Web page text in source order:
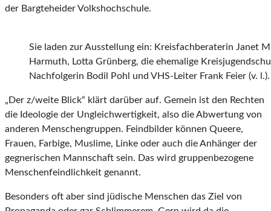
der Bargteheider Volkshochschule.
Sie laden zur Ausstellung ein: Kreisfachberaterin Janet
Harmuth, Lotta Grünberg, die ehemalige
Nachfolgerin Bodil Pohl und VHS-Leiter Frank Feier (v. l.).
„Der z/weite Blick“ klärt darüber auf. Gemein ist den Rechten
die Ideologie der Ungleichwertigkeit, also die Abwertung von
anderen Menschengruppen. Feindbilder können Queere,
Frauen, Farbige, Muslime, Linke oder auch die Anhänger der
gegnerischen Mannschaft sein. Das wird gruppenbezogene
Menschenfeindlichkeit genannt.
Besonders oft aber sind jüdische Menschen das Ziel von